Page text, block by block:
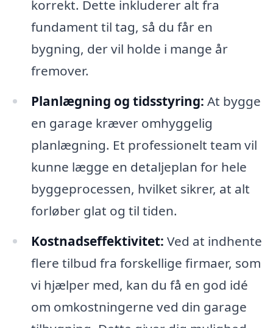
korrekt. Dette inkluderer alt fra
fundament til tag, så du får en
bygning, der vil holde i mange år
fremover.
Planlægning og tidsstyring: At bygge
en garage kræver omhyggelig
planlægning. Et professionelt team vil
kunne lægge en detaljeplan for hele
byggeprocessen, hvilket sikrer, at alt
forløber glat og til tiden.
Kostnadseffektivitet: Ved at indhente
flere tilbud fra forskellige firmaer, som
vi hjælper med, kan du få en god idé
om omkostningerne ved din garage